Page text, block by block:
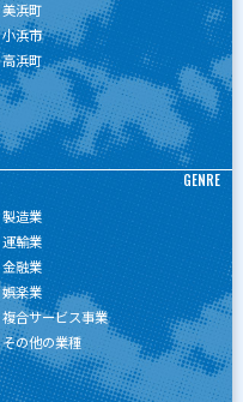
美浜町
小浜市
高浜町
GENRE
製造業
運輸業
金融業
娯楽業
複合サービス事業
その他の業種